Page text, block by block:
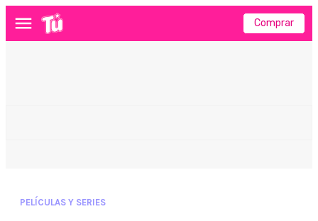
Menú Comprar
PELÍCULAS Y SERIES